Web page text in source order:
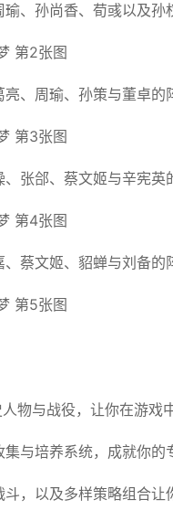
、孙尚香、荀彧以及孙
、周瑜、孙策与董卓的
张郃、蔡文姬与辛宪英
蔡文姬、貂蝉与刘备的
物与战役，让你在游戏
与培养系统，成就你的
，以及多样策略组合让